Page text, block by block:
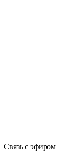
Связь с эфиром